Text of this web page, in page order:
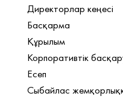
Директорлар кеңесі
Басқарма
Құрылым
Корпоративтік
Есеп
Сыбайлас